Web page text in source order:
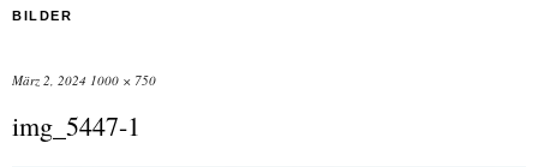
BILDER
März 2, 2024 1000 × 750
img_5447-1